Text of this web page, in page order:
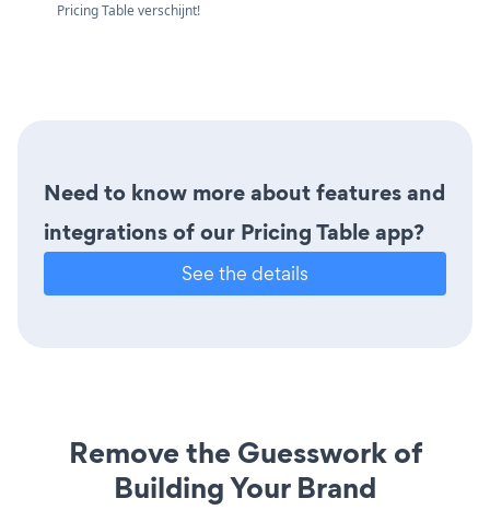
Pricing Table verschijnt!
Need to know more about features and
integrations of our Pricing Table app?
See the details
Remove the Guesswork of
Building Your Brand